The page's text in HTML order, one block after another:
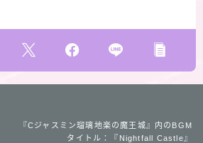
『Cジャスミン瑠璃地楽の魔王城』内のBGM
タイトル：『Nightfall Castle』